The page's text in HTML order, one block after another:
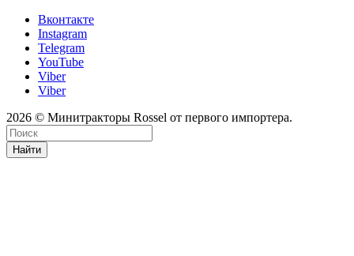
Вконтакте
Instagram
Telegram
YouTube
Viber
Viber
2026 © Минитракторы Rossel от первого импортера.
Найти